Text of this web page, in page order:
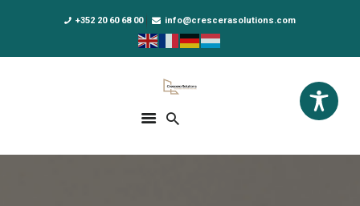
+352 20 60 68 00 info@crescerasolutions.com
Crescera Solutions
Solutions for your evolution